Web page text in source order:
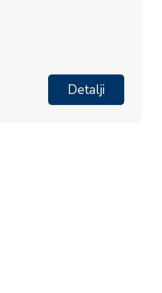
Detalji